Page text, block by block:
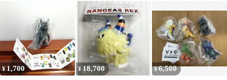
ンフェス2026夏
¥ 1,700 ¥18,700 ¥6,500